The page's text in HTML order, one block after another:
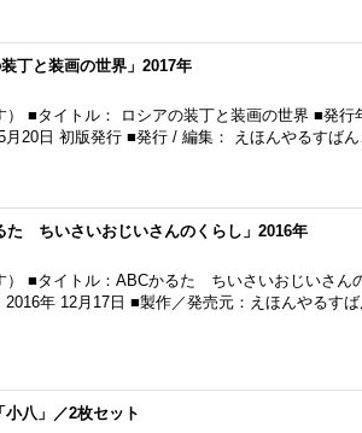
丁と装画の世界」2017年
■タイトル： ロシアの装丁と装画の世界 ■発行
20日 初版発行 ■発行 / 編集： えほんやるすば
た ちいさいおじいさんのくらし」2016年
■タイトル：ABCかるた ちいさいおじいさん
年 12月17日 ■製作／発売元：えほんやるす
小八」／2枚セット